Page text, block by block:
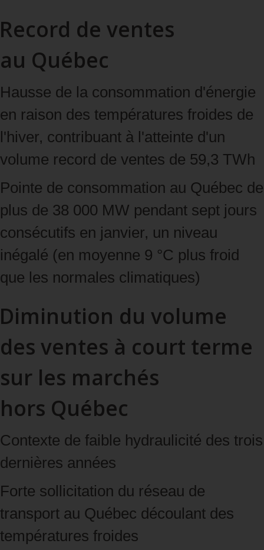
Record de ventes
au Québec
Hausse de la consommation d'énergie
en raison des températures froides de
l'hiver, contribuant à l'atteinte d'un
volume record de ventes de 59,3 TWh
Pointe de consommation au Québec de
plus de 38 000 MW pendant sept jours
consécutifs en janvier, un niveau
inégalé (en moyenne 9 °C plus froid
que les normales climatiques)
Diminution du volume
des ventes à court terme
sur les marchés
hors Québec
Contexte de faible hydraulicité des trois
dernières années
Forte sollicitation du réseau de
transport au Québec découlant des
températures froides